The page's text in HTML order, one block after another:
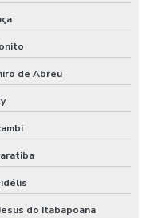
de Abreu
do Itabapoana